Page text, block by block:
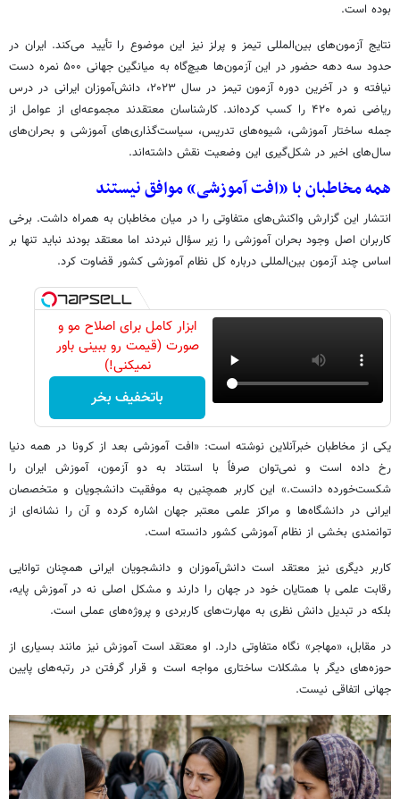
بوده است.
نتایج آزمون‌های بین‌المللی تیمز و پرلز نیز این موضوع را تأیید می‌کند. ایران در
حدود سه دهه حضور در این آزمون‌ها هیچ‌گاه به میانگین جهانی ۵۰۰ نمره دست
نیافته و در آخرین دوره آزمون تیمز در سال ۲۰۲۳، دانش‌آموزان ایرانی در درس
ریاضی نمره ۴۲۰ را کسب کرده‌اند. کارشناسان معتقدند مجموعه‌ای از عوامل از
جمله ساختار آموزشی، شیوه‌های تدریس، سیاست‌گذاری‌های آموزشی و بحران‌های
سال‌های اخیر در شکل‌گیری این وضعیت نقش داشته‌اند.
همه مخاطبان با «افت آموزشی» موافق نیستند
انتشار این گزارش واکنش‌های متفاوتی را در میان مخاطبان به همراه داشت. برخی
کاربران اصل وجود بحران آموزشی را زیر سؤال نبردند اما معتقد بودند نباید تنها بر
اساس چند آزمون بین‌المللی درباره کل نظام آموزشی کشور قضاوت کرد.
ابزار کامل برای اصلاح مو و
صورت (قیمت رو ببینی باور
نمیکنی!)
باتخفیف بخر
یکی از مخاطبان خبرآنلاین نوشته است: «افت آموزشی بعد از کرونا در همه دنیا
رخ داده است و نمی‌توان صرفاً با استناد به دو آزمون، آموزش ایران را
شکست‌خورده دانست.» این کاربر همچنین به موفقیت دانشجویان و متخصصان
ایرانی در دانشگاه‌ها و مراکز علمی معتبر جهان اشاره کرده و آن را نشانه‌ای از
توانمندی بخشی از نظام آموزشی کشور دانسته است.
کاربر دیگری نیز معتقد است دانش‌آموزان و دانشجویان ایرانی همچنان توانایی
رقابت علمی با همتایان خود در جهان را دارند و مشکل اصلی نه در آموزش پایه،
بلکه در تبدیل دانش نظری به مهارت‌های کاربردی و پروژه‌های عملی است.
در مقابل، «مهاجر» نگاه متفاوتی دارد. او معتقد است آموزش نیز مانند بسیاری از
حوزه‌های دیگر با مشکلات ساختاری مواجه است و قرار گرفتن در رتبه‌های پایین
جهانی اتفاقی نیست.